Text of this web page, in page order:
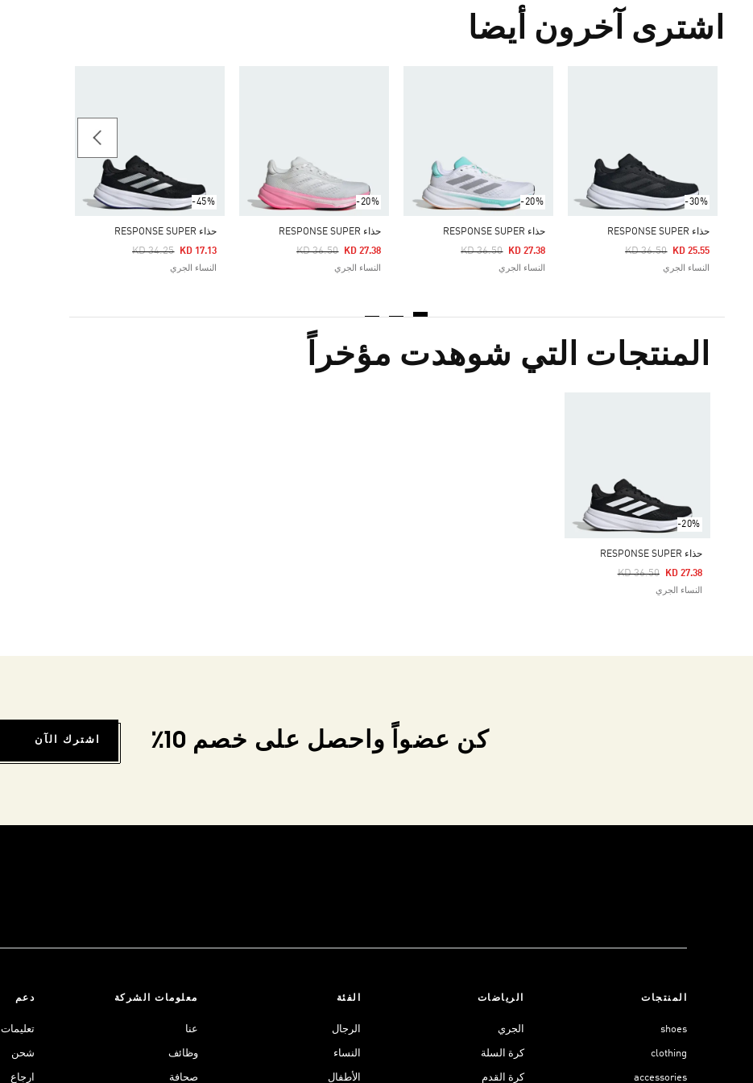
اشترى آخرون أيضا
-30%
حذاء RESPONSE SUPER
Price Reduced From
KD 36.50
To KD 25.55
النساء الجري
-20%
حذاء RESPONSE SUPER
Price Reduced From
KD 36.50
To KD 27.38
النساء الجري
-20%
حذاء RESPONSE SUPER
Price Reduced From
KD 36.50
To KD 27.38
النساء الجري
-45%
حذاء RESPONSE SUPER
Price Reduced From
KD 34.25
To KD 17.13
النساء الجري
المنتجات التي شوهدت مؤخراً
-20%
حذاء RESPONSE SUPER
Price Reduced From
KD 36.50
To KD 27.38
النساء الجري
كن عضواً واحصل على خصم 10٪ اشترك الآن
المنتجات
shoes
clothing
accessories
الرياضات
الجري
كرة السلة
كرة القدم
الفئة
الرجال
النساء
الأطفال
معلومات الشركة
عنا
وظائف
صحافة
دعم
تعليمات
شحن
ارجاع